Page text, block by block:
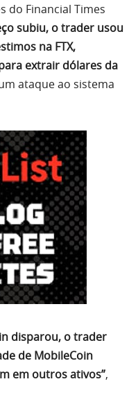
do Financial Times
subiu, o trader usou
na FTX,
extrair dólares da
ataque ao sistema
disparou, o trader
de MobileCoin
em outros ativos”,